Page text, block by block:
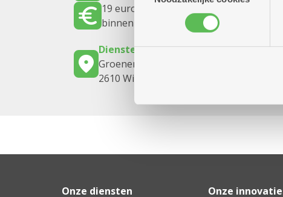
19 euro voor het menu en een aperitief
binnenkomst.
Dienstencentrum Oosterveld
Groenenborgerlaan 185
2610 Wilrijk
Onze diensten Onze